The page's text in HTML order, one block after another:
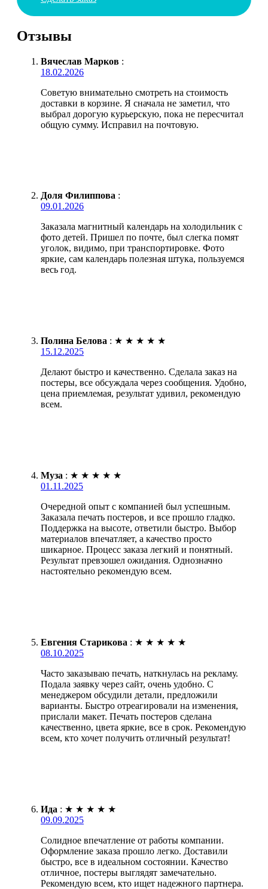
Отзывы
Вячеслав Марков :
18.02.2026
Советую внимательно смотреть на стоимость
доставки в корзине. Я сначала не заметил, что
выбрал дорогую курьерскую, пока не пересчитал
общую сумму. Исправил на почтовую.
Доля Филиппова :
09.01.2026
Заказала магнитный календарь на холодильник с
фото детей. Пришел по почте, был слегка помят
уголок, видимо, при транспортировке. Фото
яркие, сам календарь полезная штука, пользуемся
весь год.
Полина Белова : ★ ★ ★ ★ ★
15.12.2025
Делают быстро и качественно. Сделала заказ на
постеры, все обсуждала через сообщения. Удобно,
цена приемлемая, результат удивил, рекомендую
всем.
Муза : ★ ★ ★ ★ ★
01.11.2025
Очередной опыт с компанией был успешным.
Заказала печать постеров, и все прошло гладко.
Поддержка на высоте, ответили быстро. Выбор
материалов впечатляет, а качество просто
шикарное. Процесс заказа легкий и понятный.
Результат превзошел ожидания. Однозначно
настоятельно рекомендую всем.
Евгения Старикова : ★ ★ ★ ★ ★
08.10.2025
Часто заказываю печать, наткнулась на рекламу.
Подала заявку через сайт, очень удобно. С
менеджером обсудили детали, предложили
варианты. Быстро отреагировали на изменения,
прислали макет. Печать постеров сделана
качественно, цвета яркие, все в срок. Рекомендую
всем, кто хочет получить отличный результат!
Ида : ★ ★ ★ ★ ★
09.09.2025
Солидное впечатление от работы компании.
Оформление заказа прошло легко. Доставили
быстро, все в идеальном состоянии. Качество
отличное, постеры выглядят замечательно.
Рекомендую всем, кто ищет надежного партнера.